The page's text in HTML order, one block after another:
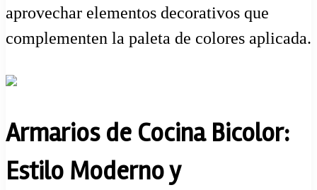
aprovechar elementos decorativos que
complementen la paleta de colores aplicada.
Armarios de Cocina Bicolor:
Estilo Moderno y